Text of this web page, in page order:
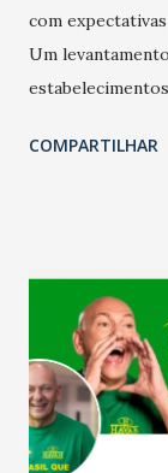
com
Um
relação ao
Salário para
país tem a
Ainda segundo a
bares e
registraram
COMPARTILHAR